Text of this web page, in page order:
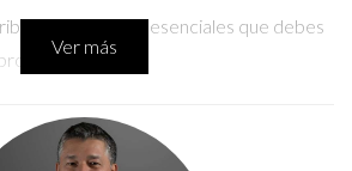
algunos pasos esenciales que debes
Antes de hacer cualquier
una lista de lo que esperas de un nuevo
Ver más